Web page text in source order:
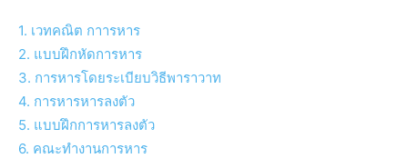
1. เวทคณิต กาารหาร
2. แบบฝึกหัดการหาร
3. การหารโดยระเบียบวิธีพาราวาท
4. การหารหารลงตัว
5. แบบฝึกการหารลงตัว
6. คณะทำงานการหาร